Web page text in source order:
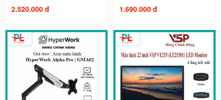
2.520.000 đ 1.690.000 đ